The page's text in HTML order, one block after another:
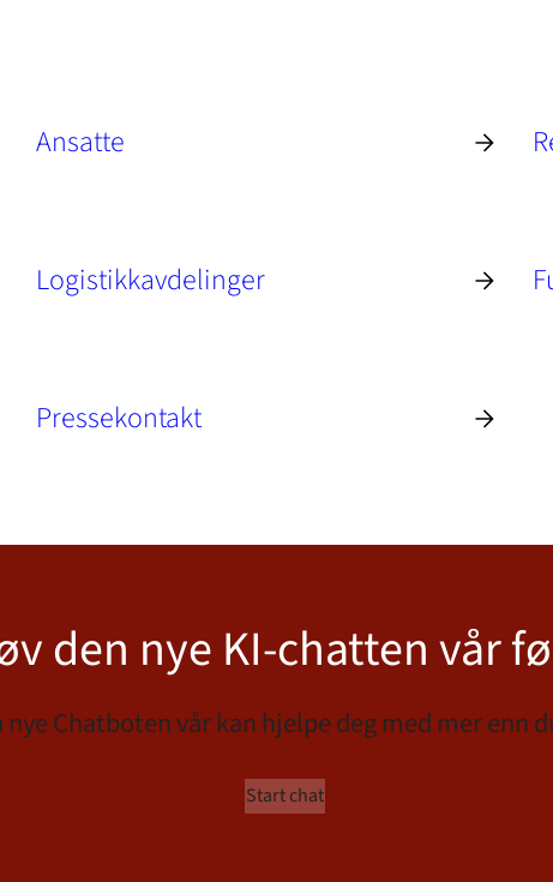
Ansatte
Logistikkavdelinger
Pressekontakt
den nye KI-chatten vår
nye Chatboten vår kan hjelpe deg med mer enn
Start chat